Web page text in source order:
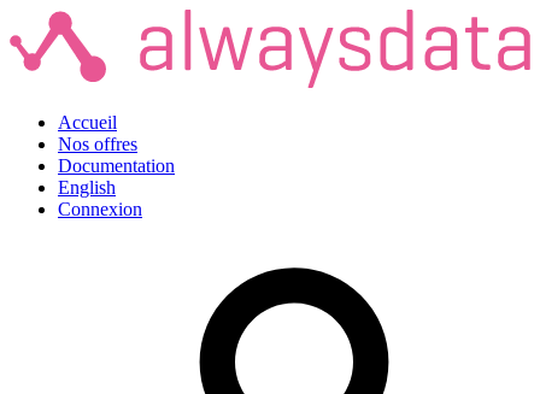
Accueil
Nos offres
Documentation
English
Connexion